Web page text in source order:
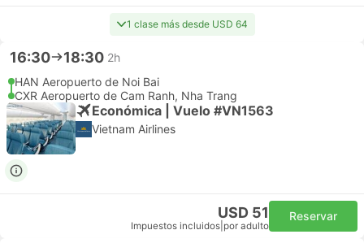
1 clase más desde USD 64
16:30 18:30 2h
HAN Aeropuerto de Noi Bai
CXR Aeropuerto de Cam Ranh, Nha Trang
Económica | Vuelo #VN1563
Vietnam Airlines
USD 51
Impuestos incluidos por adulto
Reservar